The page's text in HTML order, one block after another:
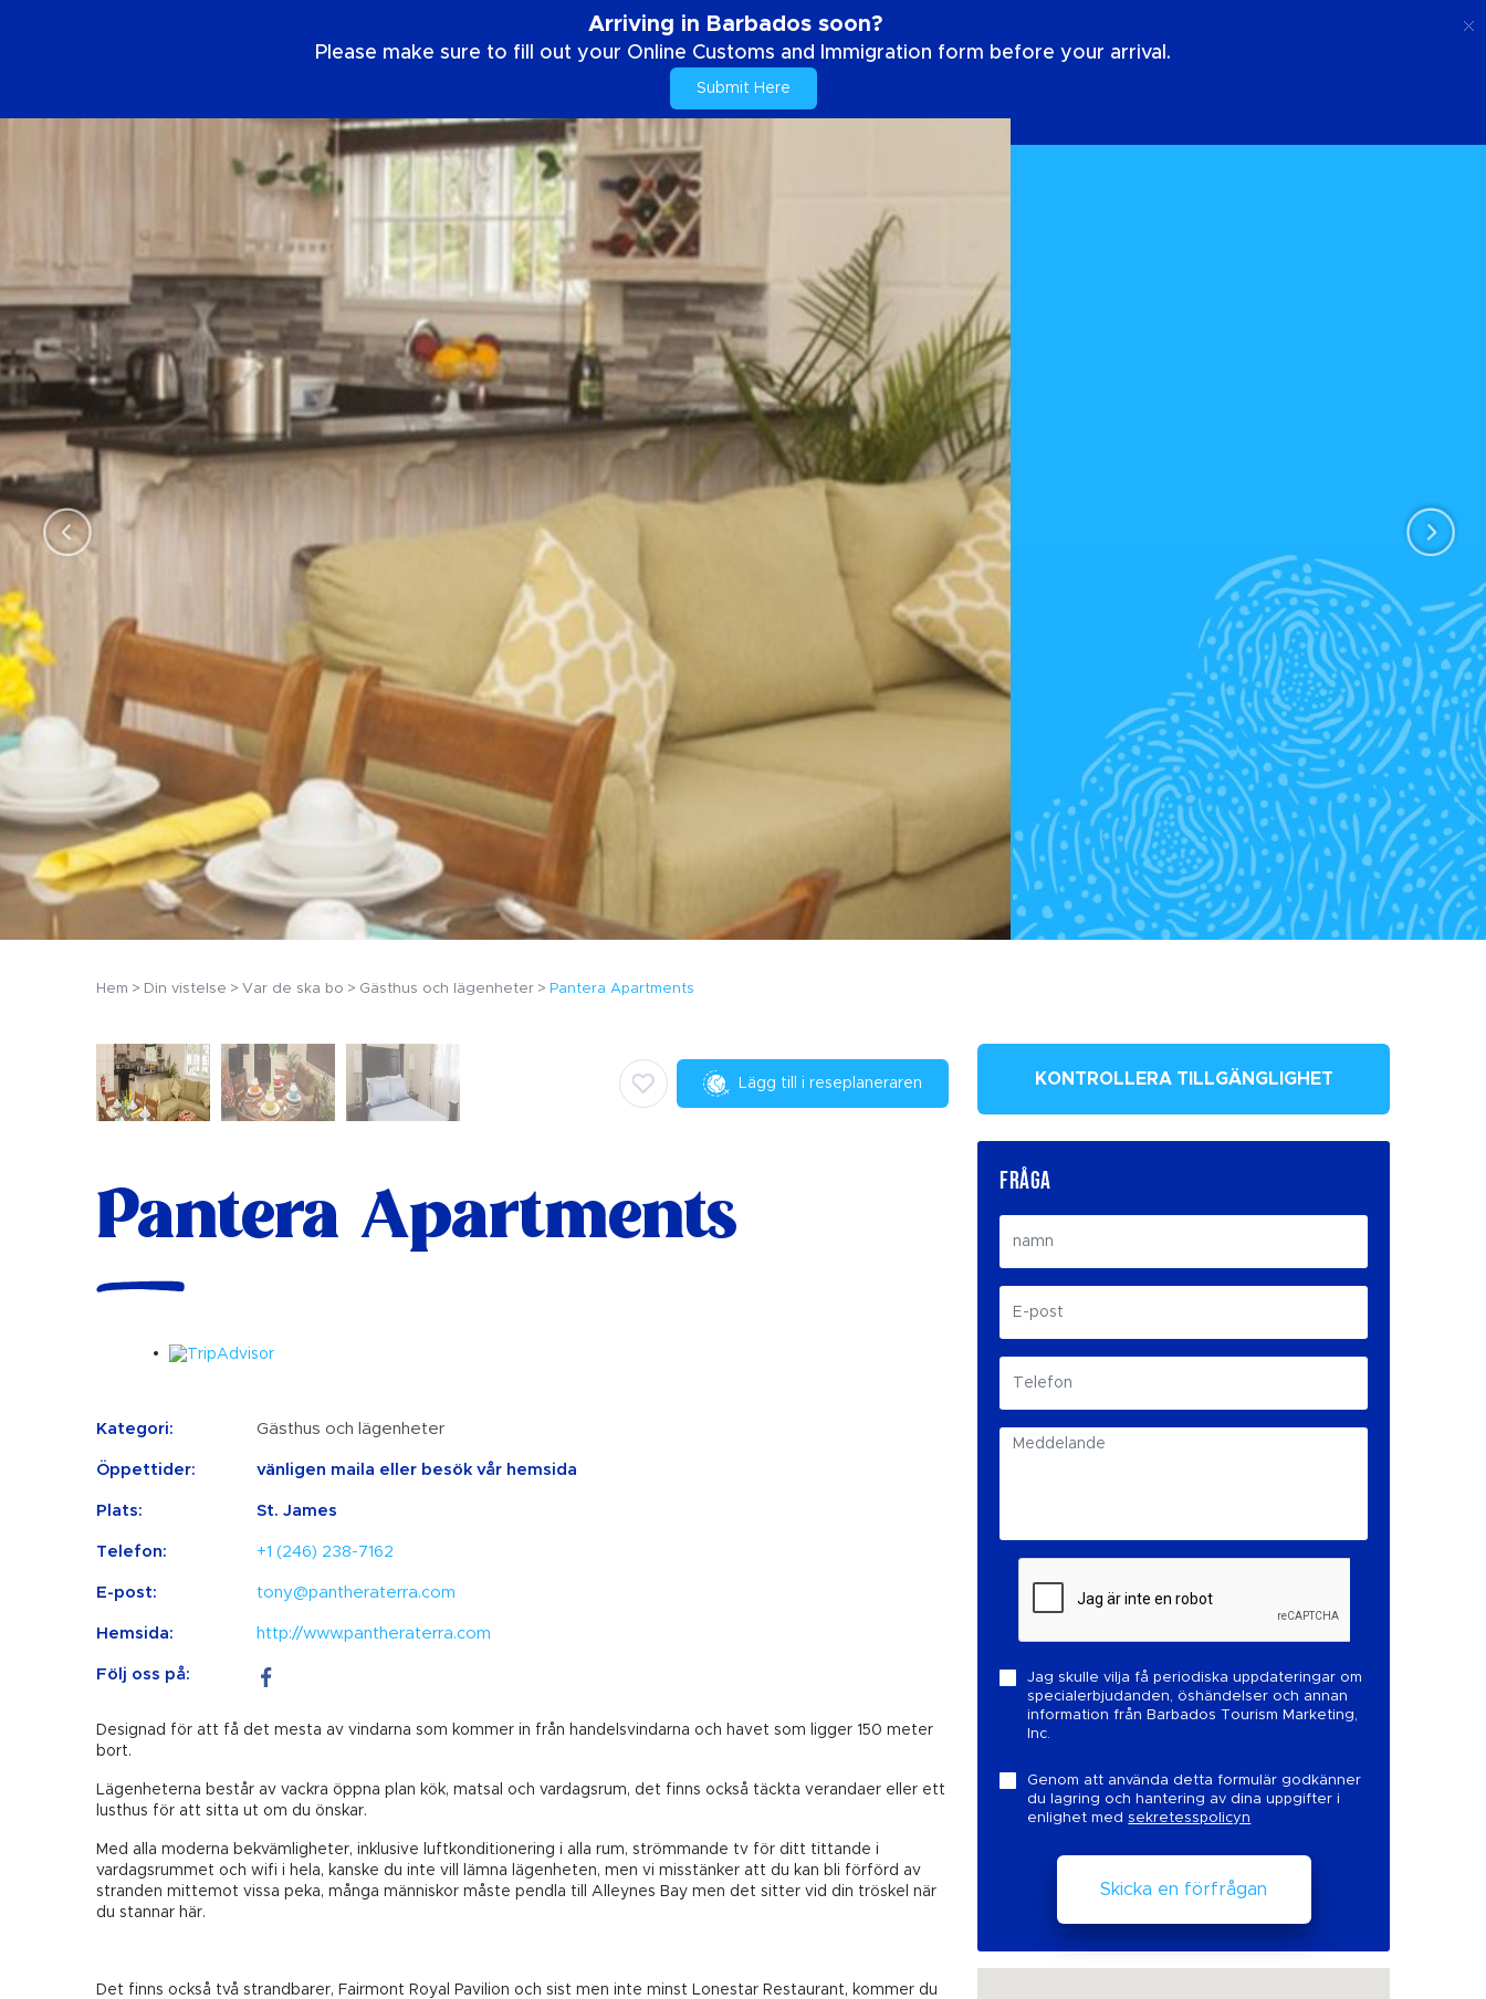
Arriving in Barbados soon?
Please make sure to fill out your Online Customs and Immigration form before your arrival.
Submit Here
Hem Din vistelse Var de ska bo Gästhus och lägenheter Pantera Apartments
Lägg till i reseplaneraren
Pantera Apartments
Kategori: Gästhus och lägenheter
Öppettider: vänligen maila eller besök vår hemsida
Plats: St. James
Telefon: +1 (246) 238-7162
E-post: tony@pantheraterra.com
Hemsida: http://www.pantheraterra.com
Följ oss på:
Designad för att få det mesta av vindarna som kommer in från handelsvindarna och havet som ligger 150 meter
bort.
Lägenheterna består av vackra öppna plan kök, matsal och vardagsrum, det finns också täckta verandaer eller ett
lusthus för att sitta ut om du önskar.
Med alla moderna bekvämligheter, inklusive luftkonditionering i alla rum, strömmande tv för ditt tittande i
vardagsrummet och wifi i hela, kanske du inte vill lämna lägenheten, men vi misstänker att du kan bli förförd av
stranden mittemot vissa peka, många människor måste pendla till Alleynes Bay men det sitter vid din tröskel när
du stannar här.
Det finns också två strandbarer, Fairmont Royal Pavilion och sist men inte minst Lonestar Restaurant, kommer du
KONTROLLERA TILLGÄNGLIGHET
FRÅGA
Jag skulle vilja få periodiska uppdateringar om
specialerbjudanden, öshändelser och annan
information från Barbados Tourism Marketing,
Inc.
Genom att använda detta formulär godkänner
du lagring och hantering av dina uppgifter i
enlighet medsekretesspolicyn